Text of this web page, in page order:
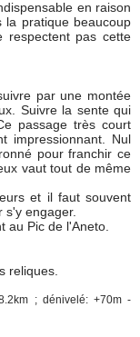
en raison
la pratique beaucoup
respectent pas cette
par une montée
Suivre la sente qui
passage très court
impressionnant. Nul
pour franchir ce
vaut tout de même
et il faut souvent
s'y engager.
au Pic de l'Aneto.
reliques.
; dénivelé: +70m -